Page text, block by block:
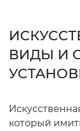
ВИДЫ И
который